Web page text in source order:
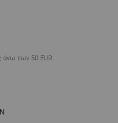
άνω των 50 EUR